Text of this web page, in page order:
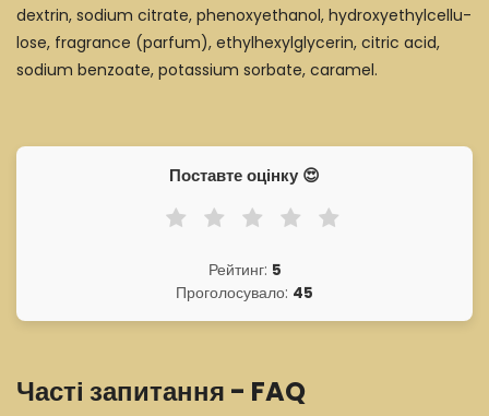
dextrin, sodium citrate, phenoxyethanol, hydroxyethylcellu-
lose, fragrance (parfum), ethylhexylglycerin, citric acid,
sodium benzoate, potassium sorbate, caramel.
Поставте оцінку 😍
Рейтинг: 5
Проголосувало: 45
Часті запитання - FAQ